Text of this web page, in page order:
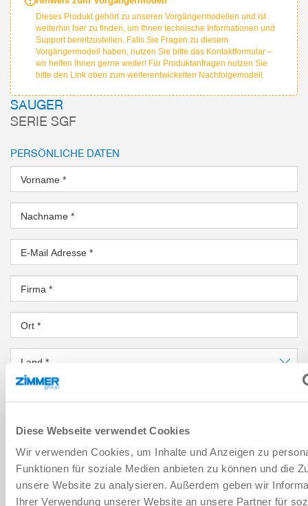
Diese Webseite verwendet Cookies
Wir verwenden Cookies, um Inhalte und Anzeigen zu
Funktionen für soziale Medien anbieten zu können und die
unsere Website zu analysieren. Außerdem geben wir
Ihrer Verwendung unserer Website an unsere Partner für
Dieses Produkt gehört zu unseren Vorgängermodellen und ist
weiterhin hier zu finden, um Ihnen technische Informationen und
Support bereitzustellen. Falls Sie Fragen zu diesem
Vorgängermodell haben, nutzen Sie bitte das Kontaktformular –
wir helfen Ihnen gerne weiter! Für Produktanfragen nutzen Sie
bitte den Link oben zum weiterentwickelten Nachfolgemodell.
SAUGER
SERIE SGF
PERSÖNLICHE DATEN
Vorname *
Nachname *
E-Mail Adresse *
Firma *
Ort *
Land *
Bundesland*
NACHRICHT
Nachricht*